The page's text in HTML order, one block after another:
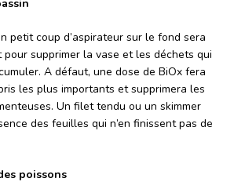
petit coup d’aspirateur sur le fond sera
supprimer la vase et les déchets qui
A défaut, une dose de BiOx fera
les plus importants et supprimera les
Un filet tendu ou un skimmer
des feuilles qui n’en finissent pas de
poissons